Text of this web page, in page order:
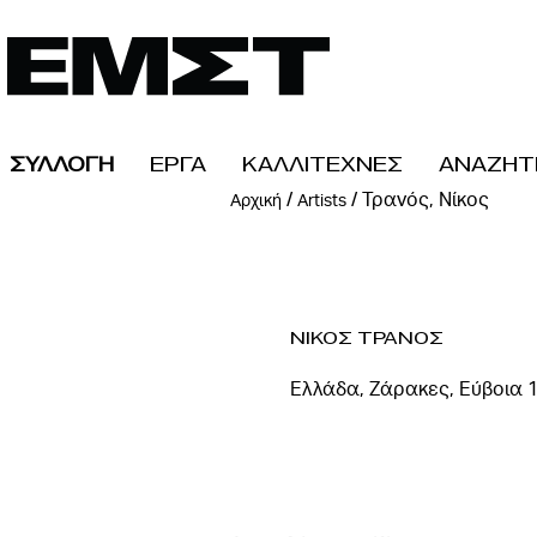
ΣΥΛΛΟΓΗ ΕΡΓΑ ΚΑΛΛΙΤΕΧΝΕΣ
Αρχική / Artists /Τρανός, Νίκος
Νικος Τρανος
Ελλάδα, Ζάρακες, Εύβοια